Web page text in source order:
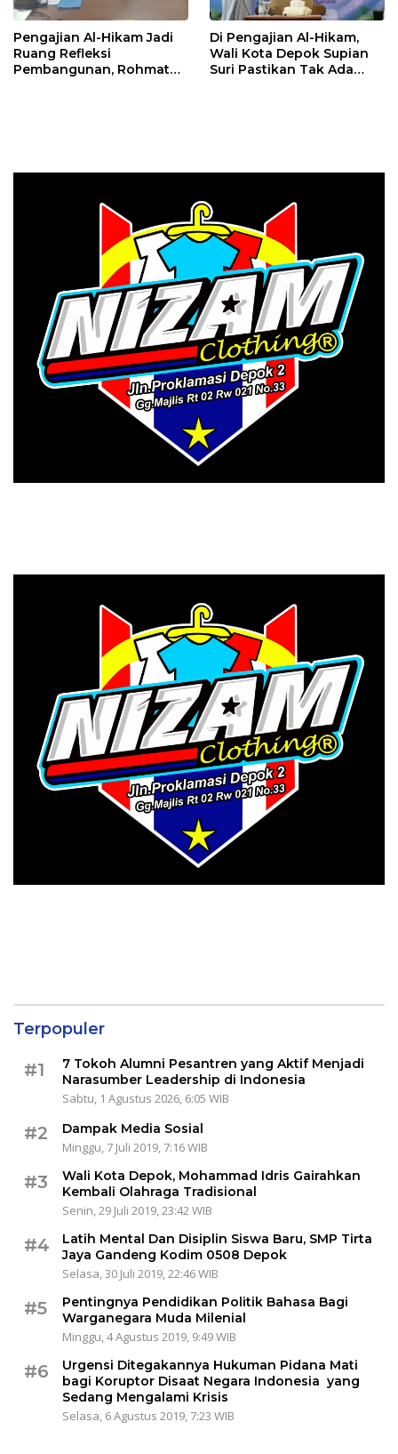
Pengajian Al-Hikam Jadi
Ruang Refleksi
Pembangunan, Rohmat
Di Pengajian Al-Hikam,
Wali Kota Depok Supian
Suri Pastikan Tak Ada
Terpopuler
#1
7 Tokoh Alumni Pesantren yang Aktif Menjadi
Narasumber Leadership di Indonesia
Sabtu, 1 Agustus 2026, 6:05 WIB
#2
Dampak Media Sosial
Minggu, 7 Juli 2019, 7:16 WIB
#3
Wali Kota Depok, Mohammad Idris Gairahkan
Kembali Olahraga Tradisional
Senin, 29 Juli 2019, 23:42 WIB
#4
Latih Mental Dan Disiplin Siswa Baru, SMP Tirta
Jaya Gandeng Kodim 0508 Depok
Selasa, 30 Juli 2019, 22:46 WIB
#5
Pentingnya Pendidikan Politik Bahasa Bagi
Warganegara Muda Milenial
Minggu, 4 Agustus 2019, 9:49 WIB
#6
Urgensi Ditegakannya Hukuman Pidana Mati
bagi Koruptor Disaat Negara Indonesia yang
Sedang Mengalami Krisis
Selasa, 6 Agustus 2019, 7:23 WIB